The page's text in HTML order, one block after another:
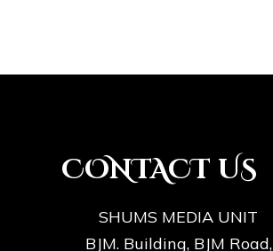
CONTACT US
SHUMS MEDIA UNIT
BJM. Building, BJM Road,